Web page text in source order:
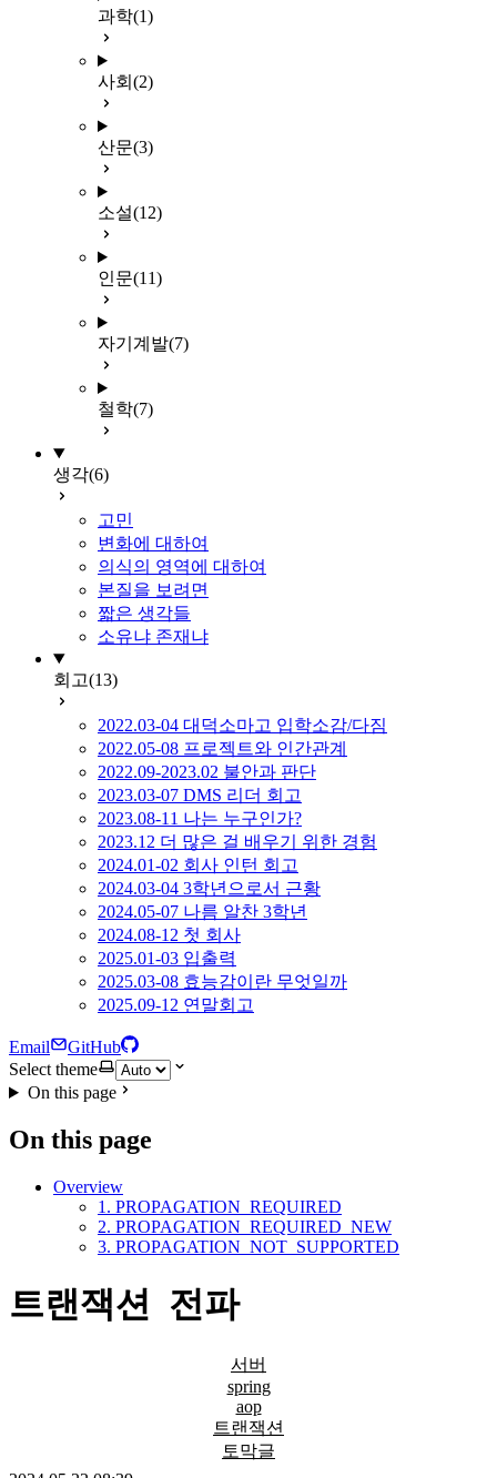
과학(1)
사회 (2)
산문(3)
소설(12)
인문(11)
자기계발(7)
철학(7)
생각(6)
고민
변화에 대하여
의식의 영역에 대하여
본질을 보려면
짧은 생각들
소유냐 존재냐
회고(13)
2022.03-04 대덕소마고 입학소감/다짐
2022.05-08 프로젝트와 인간관계
2022.09-2023.02 불안과 판단
2023.03-07 DMS 리더 회고
2023.08-11 나는 누구인가?
2023.12 더 많은 걸 배우기 위한 경험
2024.01-02 회사 인턴 회고
2024.03-04 3학년으로서 근황
2024.05-07 나름 알찬 3학년
2024.08-12 첫 회사
2025.01-03 입출력
2025.03-08 효능감이란 무엇일까
2025.09-12 연말회고
Email
GitHub
Select theme
On this page
On this page
Overview
1. PROPAGATION_REQUIRED
2. PROPAGATION_REQUIRED_NEW
3. PROPAGATION_NOT_SUPPORTED
트랜잭션 전파
서버
spring
aop
트랜잭션
토막글